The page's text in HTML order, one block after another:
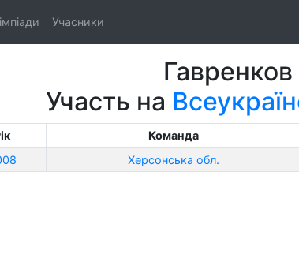
Учасники
Участь на
Команда
Херсонська обл.